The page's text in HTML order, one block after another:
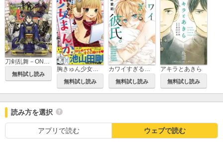
刀剣乱舞－ONLINE－ アンソロジー ～本丸爛漫日和～
無料試し読み
胸きゅん少女まんがが描きたいっ！
無料試し読み
カワイすぎる彼氏。
無料試し読み
アキラとあきら
無料試し読み
読み方を選択
アプリで読む ウェブで読む